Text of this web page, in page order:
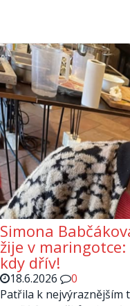
Simona
žije v
kdy dřív!
18.6.2026
0
Patřila k nejvýraznějším